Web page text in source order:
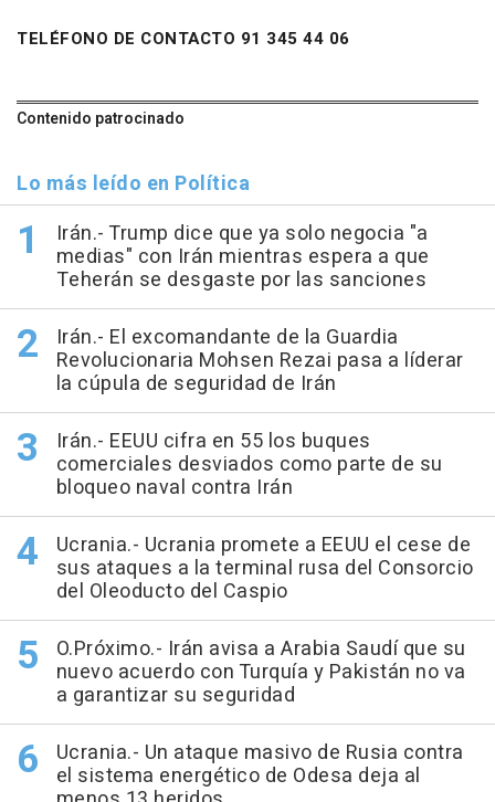
TELÉFONO DE CONTACTO 91 345 44 06
Contenido patrocinado
Lo más leído en Política
Irán.- Trump dice que ya solo negocia "a
medias" con Irán mientras espera a que
Teherán se desgaste por las sanciones
Irán.- El excomandante de la Guardia
Revolucionaria Mohsen Rezai pasa a líderar
la cúpula de seguridad de Irán
Irán.- EEUU cifra en 55 los buques
comerciales desviados como parte de su
bloqueo naval contra Irán
Ucrania.- Ucrania promete a EEUU el cese de
sus ataques a la terminal rusa del Consorcio
del Oleoducto del Caspio
O.Próximo.- Irán avisa a Arabia Saudí que su
nuevo acuerdo con Turquía y Pakistán no va
a garantizar su seguridad
Ucrania.- Un ataque masivo de Rusia contra
el sistema energético de Odesa deja al